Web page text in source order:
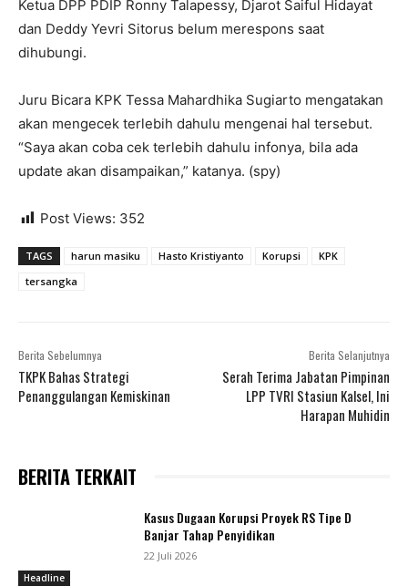
Ketua DPP PDIP Ronny Talapessy, Djarot Saiful Hidayat
dan Deddy Yevri Sitorus belum merespons saat
dihubungi.
Juru Bicara KPK Tessa Mahardhika Sugiarto mengatakan
akan mengecek terlebih dahulu mengenai hal tersebut.
“Saya akan coba cek terlebih dahulu infonya, bila ada
update akan disampaikan,” katanya. (spy)
Post Views: 352
TAGS harun masiku Hasto Kristiyanto Korupsi
KPK
tersangka
Berita Sebelumnya
TKPK Bahas Strategi
Penanggulangan Kemiskinan
Berita Selanjutnya
Serah Terima Jabatan Pimpinan
LPP TVRI Stasiun Kalsel, Ini
Harapan Muhidin
BERITA TERKAIT
Headline
Kasus Dugaan Korupsi Proyek RS Tipe D
Banjar Tahap Penyidikan
22 Juli 2026